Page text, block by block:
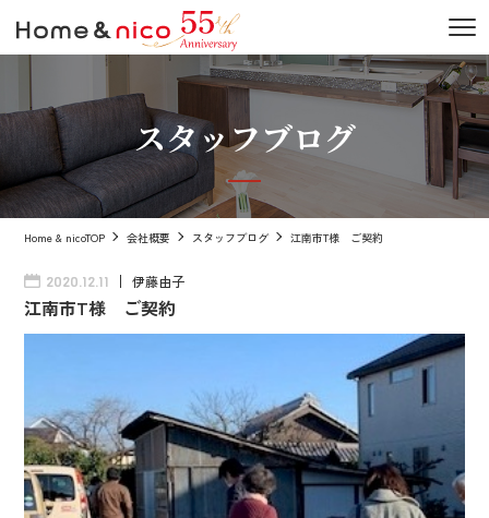
スタッフブログ
Home & nicoTOP 会社概要 スタッフブログ 江南市T様 ご契約
2020.12.11 伊藤由子
江南市T様 ご契約